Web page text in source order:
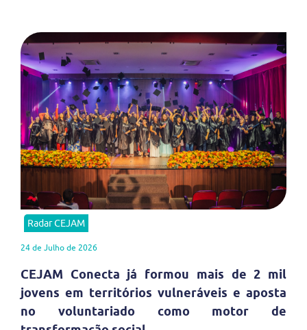
Radar CEJAM
24 de Julho de 2026
CEJAM Conecta já formou mais de 2 mil
jovens em territórios vulneráveis e aposta
no voluntariado como motor de